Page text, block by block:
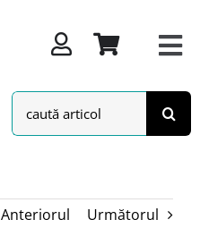
Search
for:
Anteriorul Următorul